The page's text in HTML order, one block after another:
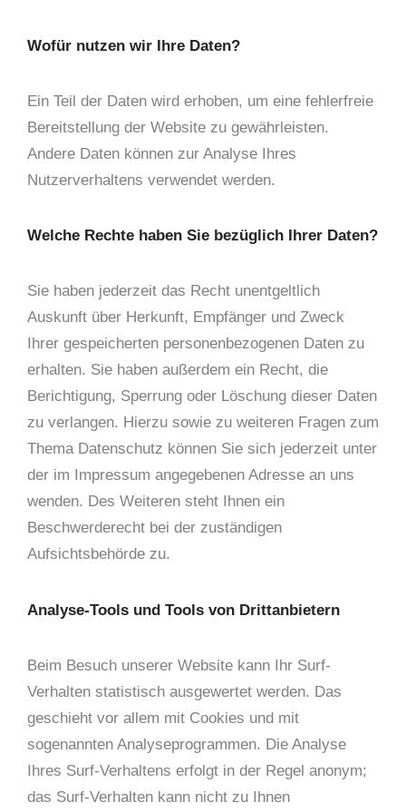
Wofür nutzen wir Ihre Daten?
Ein Teil der Daten wird erhoben, um eine fehlerfreie
Bereitstellung der Website zu gewährleisten.
Andere Daten können zur Analyse Ihres
Nutzerverhaltens verwendet werden.
Welche Rechte haben Sie bezüglich Ihrer Daten?
Sie haben jederzeit das Recht unentgeltlich
Auskunft über Herkunft, Empfänger und Zweck
Ihrer gespeicherten personenbezogenen Daten zu
erhalten. Sie haben außerdem ein Recht, die
Berichtigung, Sperrung oder Löschung dieser Daten
zu verlangen. Hierzu sowie zu weiteren Fragen zum
Thema Datenschutz können Sie sich jederzeit unter
der im Impressum angegebenen Adresse an uns
wenden. Des Weiteren steht Ihnen ein
Beschwerderecht bei der zuständigen
Aufsichtsbehörde zu.
Analyse-Tools und Tools von Drittanbietern
Beim Besuch unserer Website kann Ihr Surf-
Verhalten statistisch ausgewertet werden. Das
geschieht vor allem mit Cookies und mit
sogenannten Analyseprogrammen. Die Analyse
Ihres Surf-Verhaltens erfolgt in der Regel anonym;
das Surf-Verhalten kann nicht zu Ihnen